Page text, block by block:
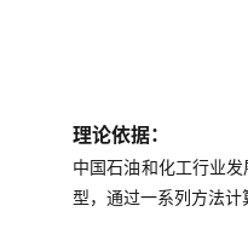
理论依据：
中国石油和化工行业
型，通过一系列方法